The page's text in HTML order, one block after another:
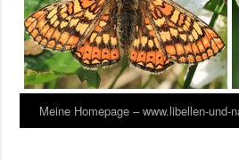
Meine Homepage – www.libellen-und-